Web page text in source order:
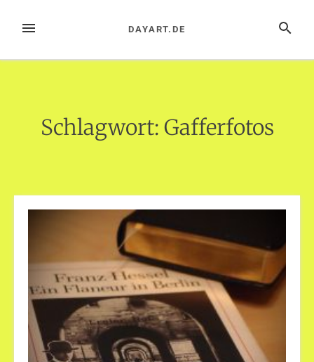
InhaltMENÜ SUCHE
DAYART.DE
Schlagwort: Gafferfotos